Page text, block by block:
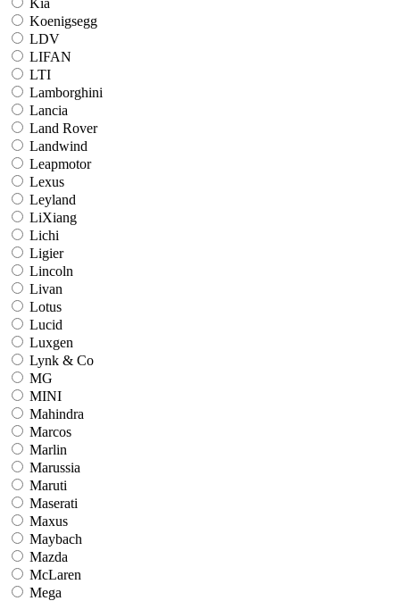
Koenigsegg
LDV
LIFAN
LTI
Lamborghini
Lancia
Land Rover
Landwind
Leapmotor
Lexus
Leyland
LiXiang
Lichi
Ligier
Lincoln
Livan
Lotus
Lucid
Luxgen
Lynk & Co
MG
MINI
Mahindra
Marcos
Marlin
Marussia
Maruti
Maserati
Maxus
Maybach
Mazda
McLaren
Mega